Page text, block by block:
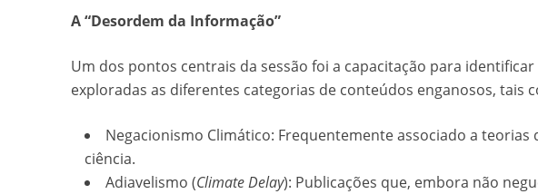
A “Desordem da Informação”
Um dos pontos centrais da sessão foi a capacitação para
exploradas as diferentes categorias de conteúdos enganosos, tais
Negacionismo Climático: Frequentemente associado a
ciência.
Adiavelismo (Climate Delay): Publicações que, embora não